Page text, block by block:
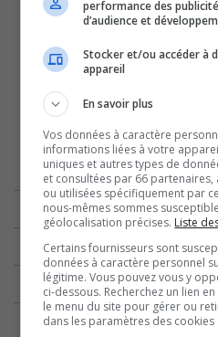
performance des
d’audience et
Stocker et/ou accéder à
appareil
En savoir plus
Vos données à caractère
informations liées à votre
uniques et autres types de
et consultées par 66 partenaires,
ou utilisées spécifiquement par
nous-mêmes sommes
géolocalisation précises. Liste
Certains fournisseurs sont
données à caractère personnel
légitime. Vous pouvez vous y
ci-dessous. Recherchez un lien
le menu du site pour gérer ou
dans les paramètres des